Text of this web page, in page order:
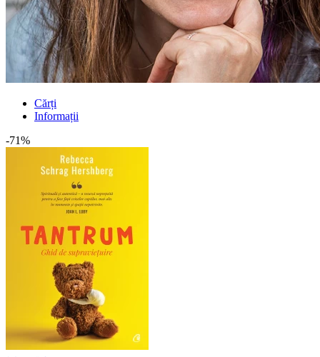
Cărți
Informații
-71%